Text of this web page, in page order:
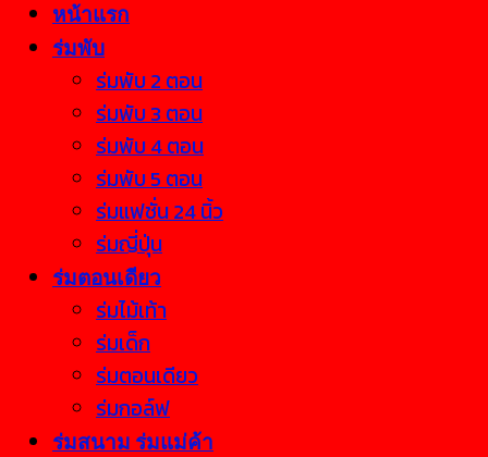
หน้าแรก
ร่มพับ
ร่มพับ 2 ตอน
ร่มพับ 3 ตอน
ร่มพับ 4 ตอน
ร่มพับ 5 ตอน
ร่มแฟชั่น 24 นิ้ว
ร่มญี่ปุ่น
ร่มตอนเดียว
ร่มไม้เท้า
ร่มเด็ก
ร่มตอนเดียว
ร่มกอล์ฟ
ร่มสนาม ร่มแม่ค้า